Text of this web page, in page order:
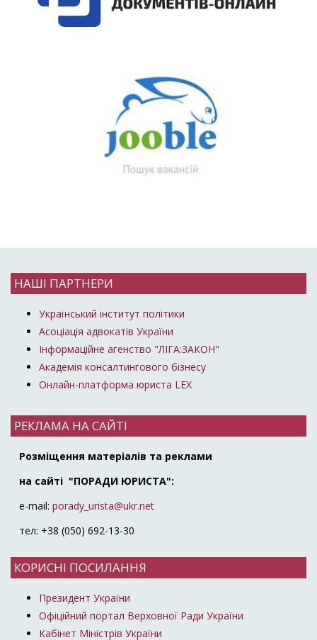
НАШІ ПАРТНЕРИ
Український інститут політики
Асоціація адвокатів України
Інформаційне агенство "ЛІГА:ЗАКОН"
Академія консалтингового бізнесу
Онлайн-платформа юриста LEX
РЕКЛАМА НА САЙТІ
Розміщення матеріалів та реклами
на сайті "ПОРАДИ ЮРИСТА":
e-mail: porady_urista@ukr.net
тел: +38 (050) 692-13-30
КОРИСНІ ПОСИЛАННЯ
Президент України
Офіційний портал Верховної Ради України
Кабінет Міністрів України